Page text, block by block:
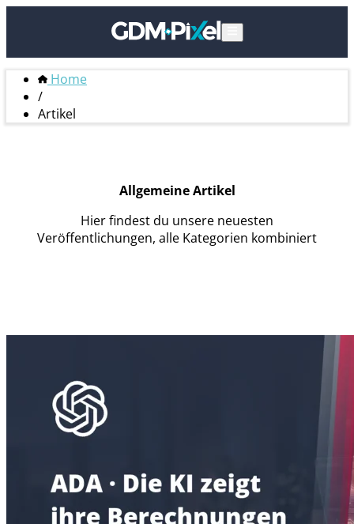
Home
/
Artikel
Allgemeine Artikel
Hier findest du unsere neuesten
Veröffentlichungen, alle Kategorien kombiniert